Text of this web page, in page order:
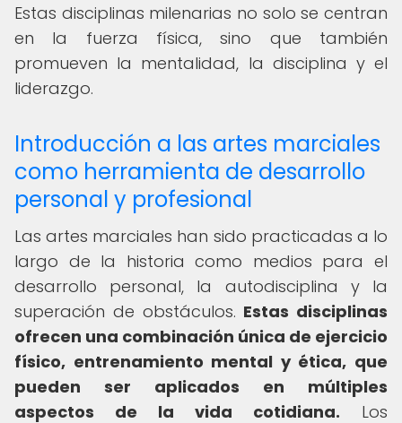
Estas disciplinas milenarias no solo se centran
en la fuerza física, sino que también
promueven la mentalidad, la disciplina y el
liderazgo.
Introducción a las artes marciales
como herramienta de desarrollo
personal y profesional
Las artes marciales han sido practicadas a lo
largo de la historia como medios para el
desarrollo personal, la autodisciplina y la
superación de obstáculos. Estas disciplinas
ofrecen una combinación única de ejercicio
físico, entrenamiento mental y ética, que
pueden ser aplicados en múltiples
aspectos de la vida cotidiana. Los